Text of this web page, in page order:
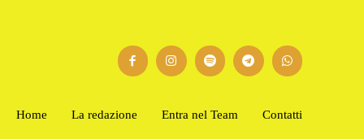
Home La redazione Entra nel Team Contatti